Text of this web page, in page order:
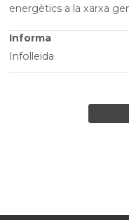
energètics a la xarxa
Informa
Infolleida